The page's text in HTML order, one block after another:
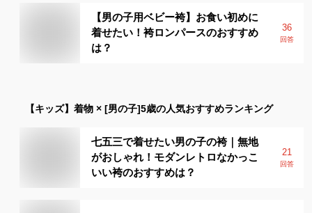
【男の子用ベビー袴】お食い初めに
着せたい！袴ロンパースのおすすめ
は？
36
回答
【キッズ】 着物 × [男の子]5歳の人気おすすめランキング
七五三で着せたい男の子の袴｜無地
がおしゃれ！モダンレトロなかっこ
いい袴のおすすめは？
21
回答